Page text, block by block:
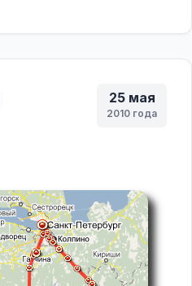
25 мая
2010 года